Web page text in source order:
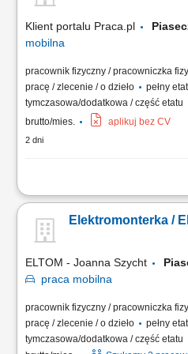
Klient portalu Praca.pl
mobilna
pracownik fizyczny / pracowniczka
pracę / zlecenie / o dzieło
pełny
tymczasowa/dodatkowa / część etatu
brutto/mies.
aplikuj bez CV
2 dni
Montaż instalacji elektrycznych w
Modernizacja istniejących instalacji
wskazanych obiektach.
Elektromonterka /
ELTOM - Joanna Szycht
praca mobilna
pracownik fizyczny / pracowniczka
pracę / zlecenie / o dzieło
pełny
tymczasowa/dodatkowa / część etatu